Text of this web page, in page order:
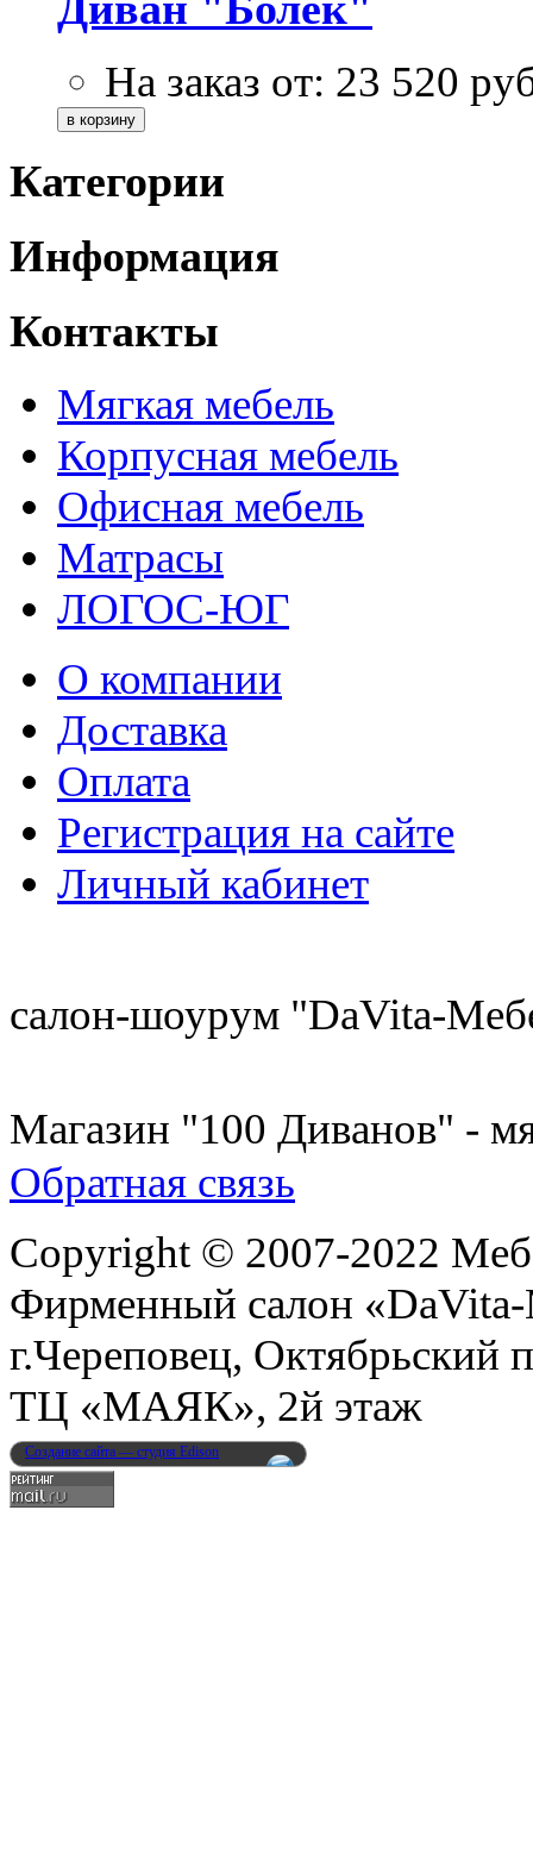
На заказ от: 23 520
Категории
Информация
Контакты
Мягкая мебель
Корпусная мебель
Офисная мебель
Матрасы
ЛОГОС-ЮГ
О компании
Доставка
Оплата
Регистрация на сайте
Личный кабинет
салон-шоурум "DaVita-
Магазин "100 Диванов" -
Обратная связь
Copyright © 2007-2022
Фирменный салон
г.Череповец, Октябрьский
ТЦ «МАЯК», 2й этаж
Создание сайта — студия Edison